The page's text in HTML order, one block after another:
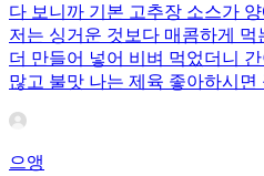
다 보니까 기본 고추장 소스가
저는 싱거운 것보다 매콤하게
더 만들어 넣어 비벼 먹었더니
많고 불맛 나는 제육 좋아하시
으앵